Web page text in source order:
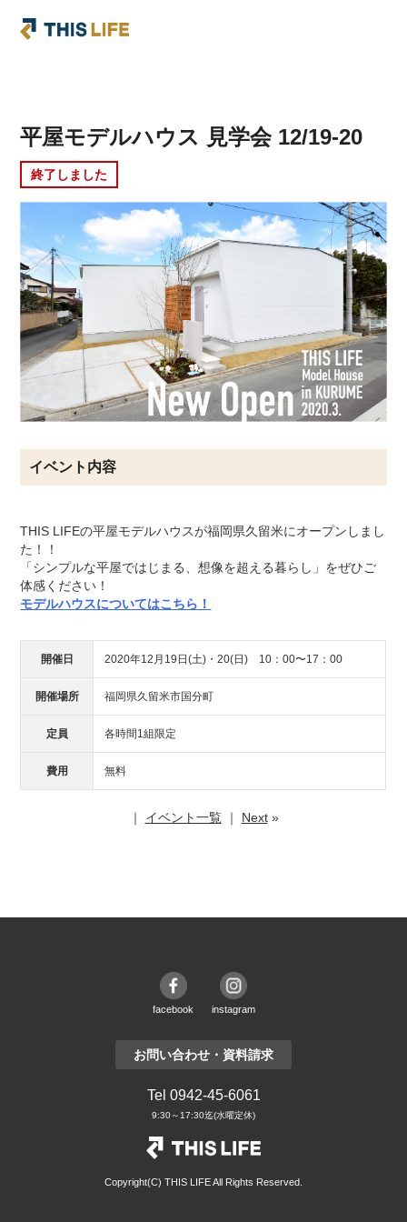
平屋モデルハウス 見学会 12/19-20
終了しました
イベント内容
THIS LIFEの平屋モデルハウスが福岡県久留米にオープンしまし
た！！
「シンプルな平屋ではじまる、想像を超える暮らし」をぜひご
体感ください！
モデルハウスについてはこちら！
開催日 2020年12月19日(土)・20(日) 10：00〜17：00
開催場所 福岡県久留米市国分町
定員 各時間1組限定
費用 無料
｜ イベント一覧｜ Next»
facebook instagram
お問い合わせ・資料請求
Tel 0942-45-6061
9:30～17:30迄(水曜定休)
Copyright(C) THIS LIFE All Rights Reserved.